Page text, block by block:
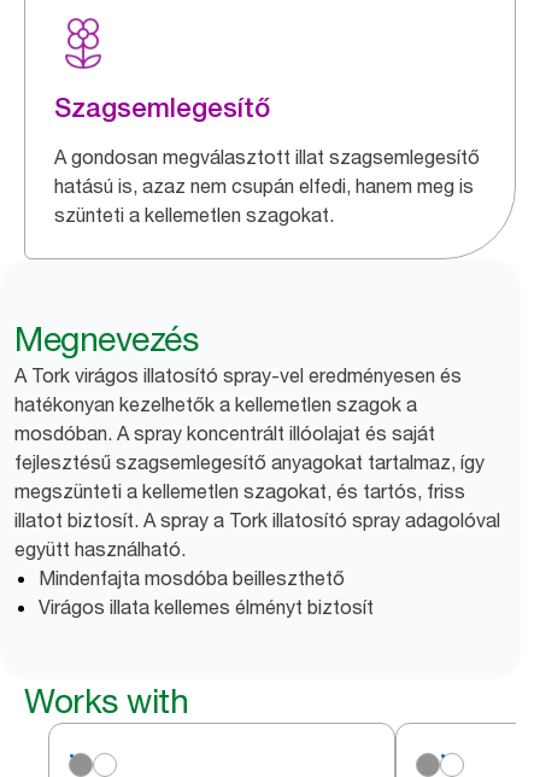
Szagsemlegesítő
A gondosan megválasztott illat szagsemlegesítő
hatású is, azaz nem csupán elfedi, hanem meg is
szünteti a kellemetlen szagokat.
Megnevezés
A Tork virágos illatosító spray-vel eredményesen és
hatékonyan kezelhetők a kellemetlen szagok a
mosdóban. A spray koncentrált illóolajat és saját
fejlesztésű szagsemlegesítő anyagokat tartalmaz, így
megszünteti a kellemetlen szagokat, és tartós, friss
illatot biztosít. A spray a Tork illatosító spray adagolóval
együtt használható.
Mindenfajta mosdóba beilleszthető
Virágos illata kellemes élményt biztosít
Works with